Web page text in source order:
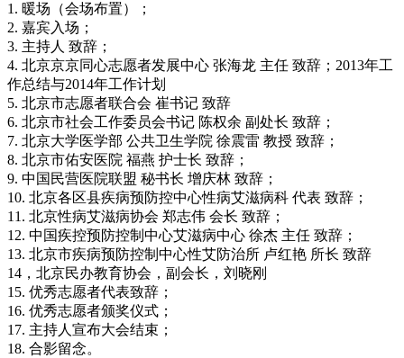
1. 暖场（会场布置）；
2. 嘉宾入场；
3. 主持人 致辞；
4. 北京京京同心志愿者发展中心 张海龙 主任 致辞；2013年工
作总结与2014年工作计划
5. 北京市志愿者联合会 崔书记 致辞
6. 北京市社会工作委员会书记 陈权余 副处长 致辞；
7. 北京大学医学部 公共卫生学院 徐震雷 教授 致辞；
8. 北京市佑安医院 福燕 护士长 致辞；
9. 中国民营医院联盟 秘书长 增庆林 致辞；
10. 北京各区县疾病预防控中心性病艾滋病科 代表 致辞；
11. 北京性病艾滋病协会 郑志伟 会长 致辞；
12. 中国疾控预防控制中心艾滋病中心 徐杰 主任 致辞；
13. 北京市疾病预防控制中心性艾防治所 卢红艳 所长 致辞
14，北京民办教育协会，副会长，刘晓刚
15. 优秀志愿者代表致辞；
16. 优秀志愿者颁奖仪式；
17. 主持人宣布大会结束；
18. 合影留念。